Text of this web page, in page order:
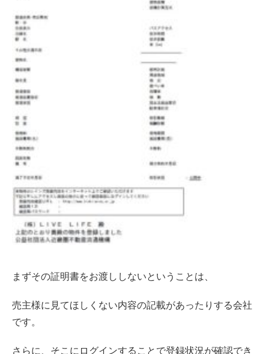
まずその証明書をお渡ししないということは、
売主様に見てほしくない内容の記載があったりする会社
です。
さらに、そこにログインすることで登録状況が確認でき